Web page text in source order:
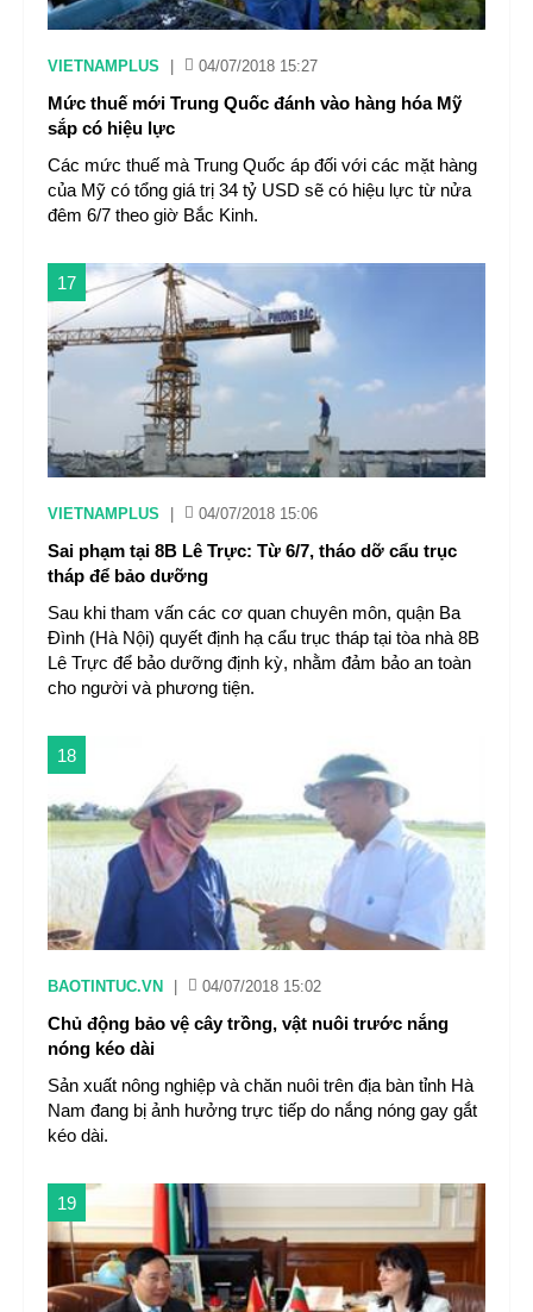
VIETNAMPLUS 04/07/2018 15:27
Mức thuế mới Trung Quốc đánh vào hàng hóa Mỹ
sắp có hiệu lực
Các mức thuế mà Trung Quốc áp đối với các mặt hàng
của Mỹ có tổng giá trị 34 tỷ USD sẽ có hiệu lực từ nửa
đêm 6/7 theo giờ Bắc Kinh.
17
VIETNAMPLUS 04/07/2018 15:06
Sai phạm tại 8B Lê Trực: Từ 6/7, tháo dỡ cẩu trục
tháp để bảo dưỡng
Sau khi tham vấn các cơ quan chuyên môn, quận Ba
Đình (Hà Nội) quyết định hạ cẩu trục tháp tại tòa nhà 8B
Lê Trực để bảo dưỡng định kỳ, nhằm đảm bảo an toàn
cho người và phương tiện.
18
BAOTINTUC.VN 04/07/2018 15:02
Chủ động bảo vệ cây trồng, vật nuôi trước nắng
nóng kéo dài
Sản xuất nông nghiệp và chăn nuôi trên địa bàn tỉnh Hà
Nam đang bị ảnh hưởng trực tiếp do nắng nóng gay gắt
kéo dài.
19